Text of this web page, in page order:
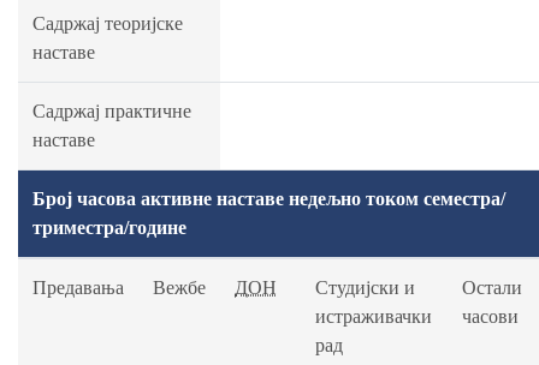
Садржај теоријске
наставе
Садржај практичне
наставе
Број часова активне наставе недељно током семестра/
триместра/године
Предавања Вежбе ДОН
Студијски и
истраживачки
рад
Остали
часови